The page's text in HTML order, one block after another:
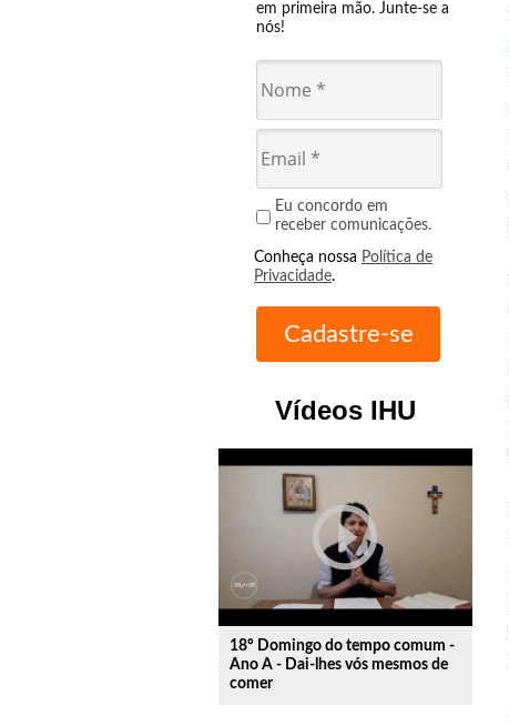
em primeira mão. Junte-se a
nós!
Eu concordo em
receber comunicações.
Conheça nossa Política de
Privacidade.
Vídeos IHU
play_circle_outline
18º Domingo do tempo comum -
Ano A - Dai-lhes vós mesmos de
comer